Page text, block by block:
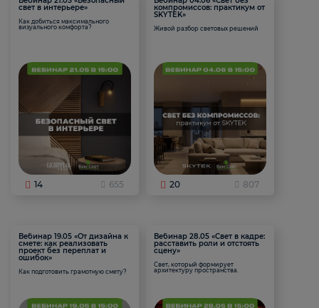
свет в интерьере»
Как добиться максимального
визуального комфорта?
14 655
компромиссов: практикум от
SKYTEK»
Живой разбор световых решений
20 807
Вебинар 19.05 «От дизайна к
смете: как реализовать
проект без переплат и
ошибок»
Как подготовить грамотную смету?
Вебинар 28.05 «Свет в кадре:
расставить роли и отстоять
сцену»
Свет, который формирует
архитектуру пространства.